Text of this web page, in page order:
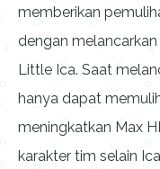
memberikan
dengan
Little Ica. Saat
hanya dapat
meningkatkan Max
karakter tim selain